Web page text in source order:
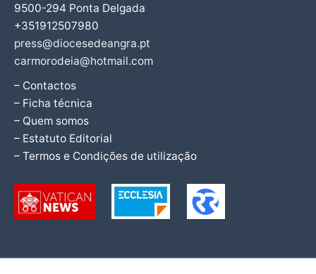
9500-294 Ponta Delgada
+351912507980
press@diocesedeangra.pt
carmorodeia@hotmail.com
– Contactos
– Ficha técnica
– Quem somos
– Estatuto Editorial
– Termos e Condições de utilização